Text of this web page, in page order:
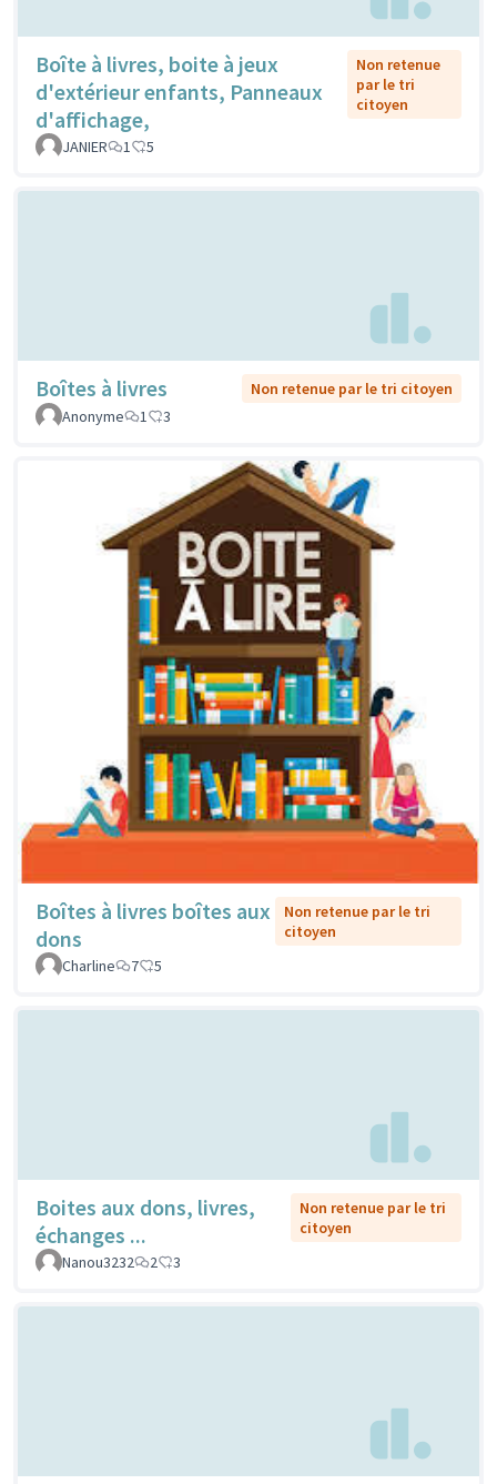
Boîte à livres, boite à jeux
d'extérieur enfants, Panneaux
d'affichage,
Non retenue
par le tri
citoyen
JANIER 1 5
Boîtes à livres
Non retenue par le tri citoyen
Anonyme
1 3
Boîtes à livres boîtes aux
dons
Non retenue par le tri
citoyen
Charline
7 5
Boites aux dons, livres,
échanges ...
Non retenue par le tri
citoyen
Nanou3232
2 3